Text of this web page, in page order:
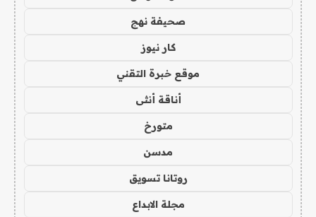
صحيفة نهج
كار نيوز
موقع خبرة التقني
أناقة أنثى
متورخ
مدسن
روتانا تسويق
مجلة الابداع